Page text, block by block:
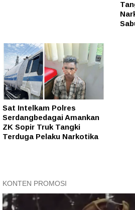
Sat Intelkam Polres
Serdangbedagai Amankan
ZK Sopir Truk Tangki
Terduga Pelaku Narkotika